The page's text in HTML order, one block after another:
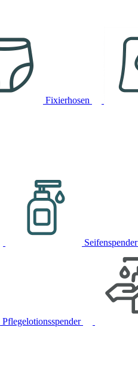
Fixierhosen
Seifenspender
Pflegelotionsspender